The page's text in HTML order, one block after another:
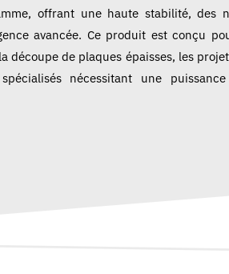
offrant une haute stabilité, des
avancée. Ce produit est conçu
découpe de plaques épaisses, les
nécessitant une